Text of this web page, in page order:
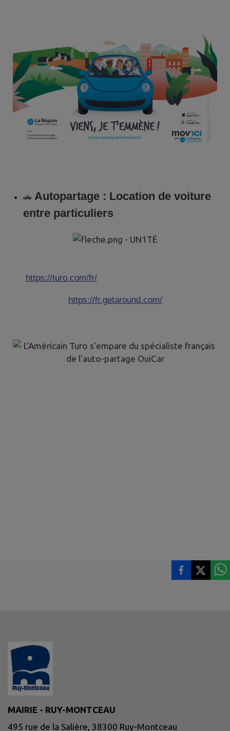
🚗 Autopartage : Location de voiture
entre particuliers
https://turo.com/fr/
https://fr.getaround.com/
MAIRIE - RUY-MONTCEAU
495 rue de la Salière, 38300 Ruy-Montceau